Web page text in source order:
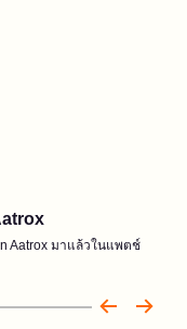
Aatrox มาแล้วในแพตช์